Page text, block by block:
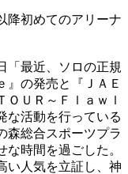
降初めてのアリーナ
「最近、ソロの正規
の発売と『ＪＡＥ
ＵＲ～Ｆｌａｗｌ
な活動を行っている
森総合スポーツプラ
時間を過ごした。
い人気を立証し、神